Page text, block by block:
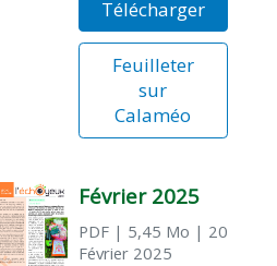
Télécharger
Feuilleter
sur
Calaméo
Février 2025
PDF| 5,45 Mo | 20
Février 2025